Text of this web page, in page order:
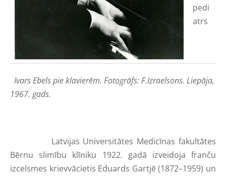
pedi
atrs
Ivars Ebels pie klavierēm. Fotogrāfs: F.Izraelsons. Liepāja,
1967. gads.
Latvijas Universitātes Medicīnas fakultātes
Bērnu slimību klīniku 1922. gadā izveidoja franču
izcelsmes krievvācietis Eduards Gartjē (1872–1959) un